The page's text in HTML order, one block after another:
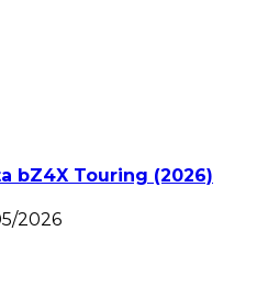
bZ4X Touring (2026)
2026